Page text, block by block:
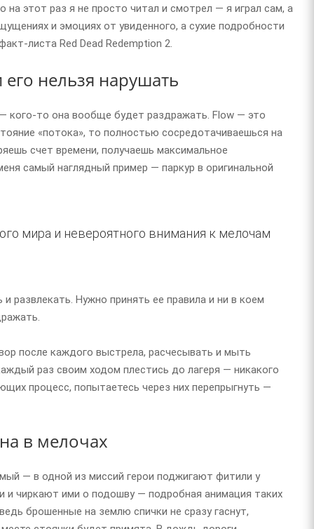
этот раз я не просто читал и смотрел — я играл сам, а
и эмоциях от увиденного, а сухие подробности
листа Red Dead Redemption 2.
нельзя нарушать
кого-то она вообще будет раздражать. Flow — это
«потока», то полностью сосредотачиваешься на
счет времени, получаешь максимальное
самый наглядный пример — паркур в оригинальной
мира и невероятного внимания к мелочам
развлекать. Нужно принять ее правила и ни в коем
после каждого выстрела, расчесывать и мыть
раз своим ходом плестись до лагеря — никакого
процесс, попытаетесь через них перепрыгнуть —
в мелочах
— в одной из миссий герои поджигают фитили у
и чиркают ими о подошву — подробная анимация таких
брошенные на землю спички не сразу гаснут,